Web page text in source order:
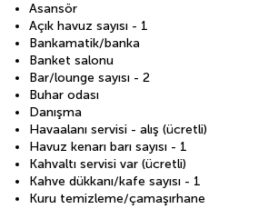
Asansör
Açık havuz sayısı - 1
Bankamatik/banka
Banket salonu
Bar/lounge sayısı - 2
Buhar odası
Danışma
Havaalanı servisi - alış (ücretli)
Havuz kenarı barı sayısı - 1
Kahvaltı servisi var (ücretli)
Kahve dükkanı/kafe sayısı - 1
Kuru temizleme/çamaşırhane